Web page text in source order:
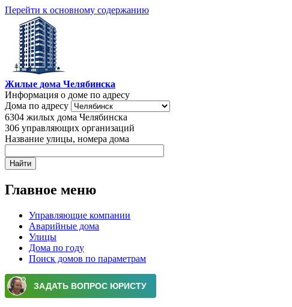
Перейти к основному содержанию
Жилые дома Челябинска
Информация о доме по адресу
Дома по адресу
6304 жилых дома Челябинска
306 управляющих организаций
Название улицы, номера дома
Главное меню
Управляющие компании
Аварийные дома
Улицы
Дома по году
Поиск домов по параметрам